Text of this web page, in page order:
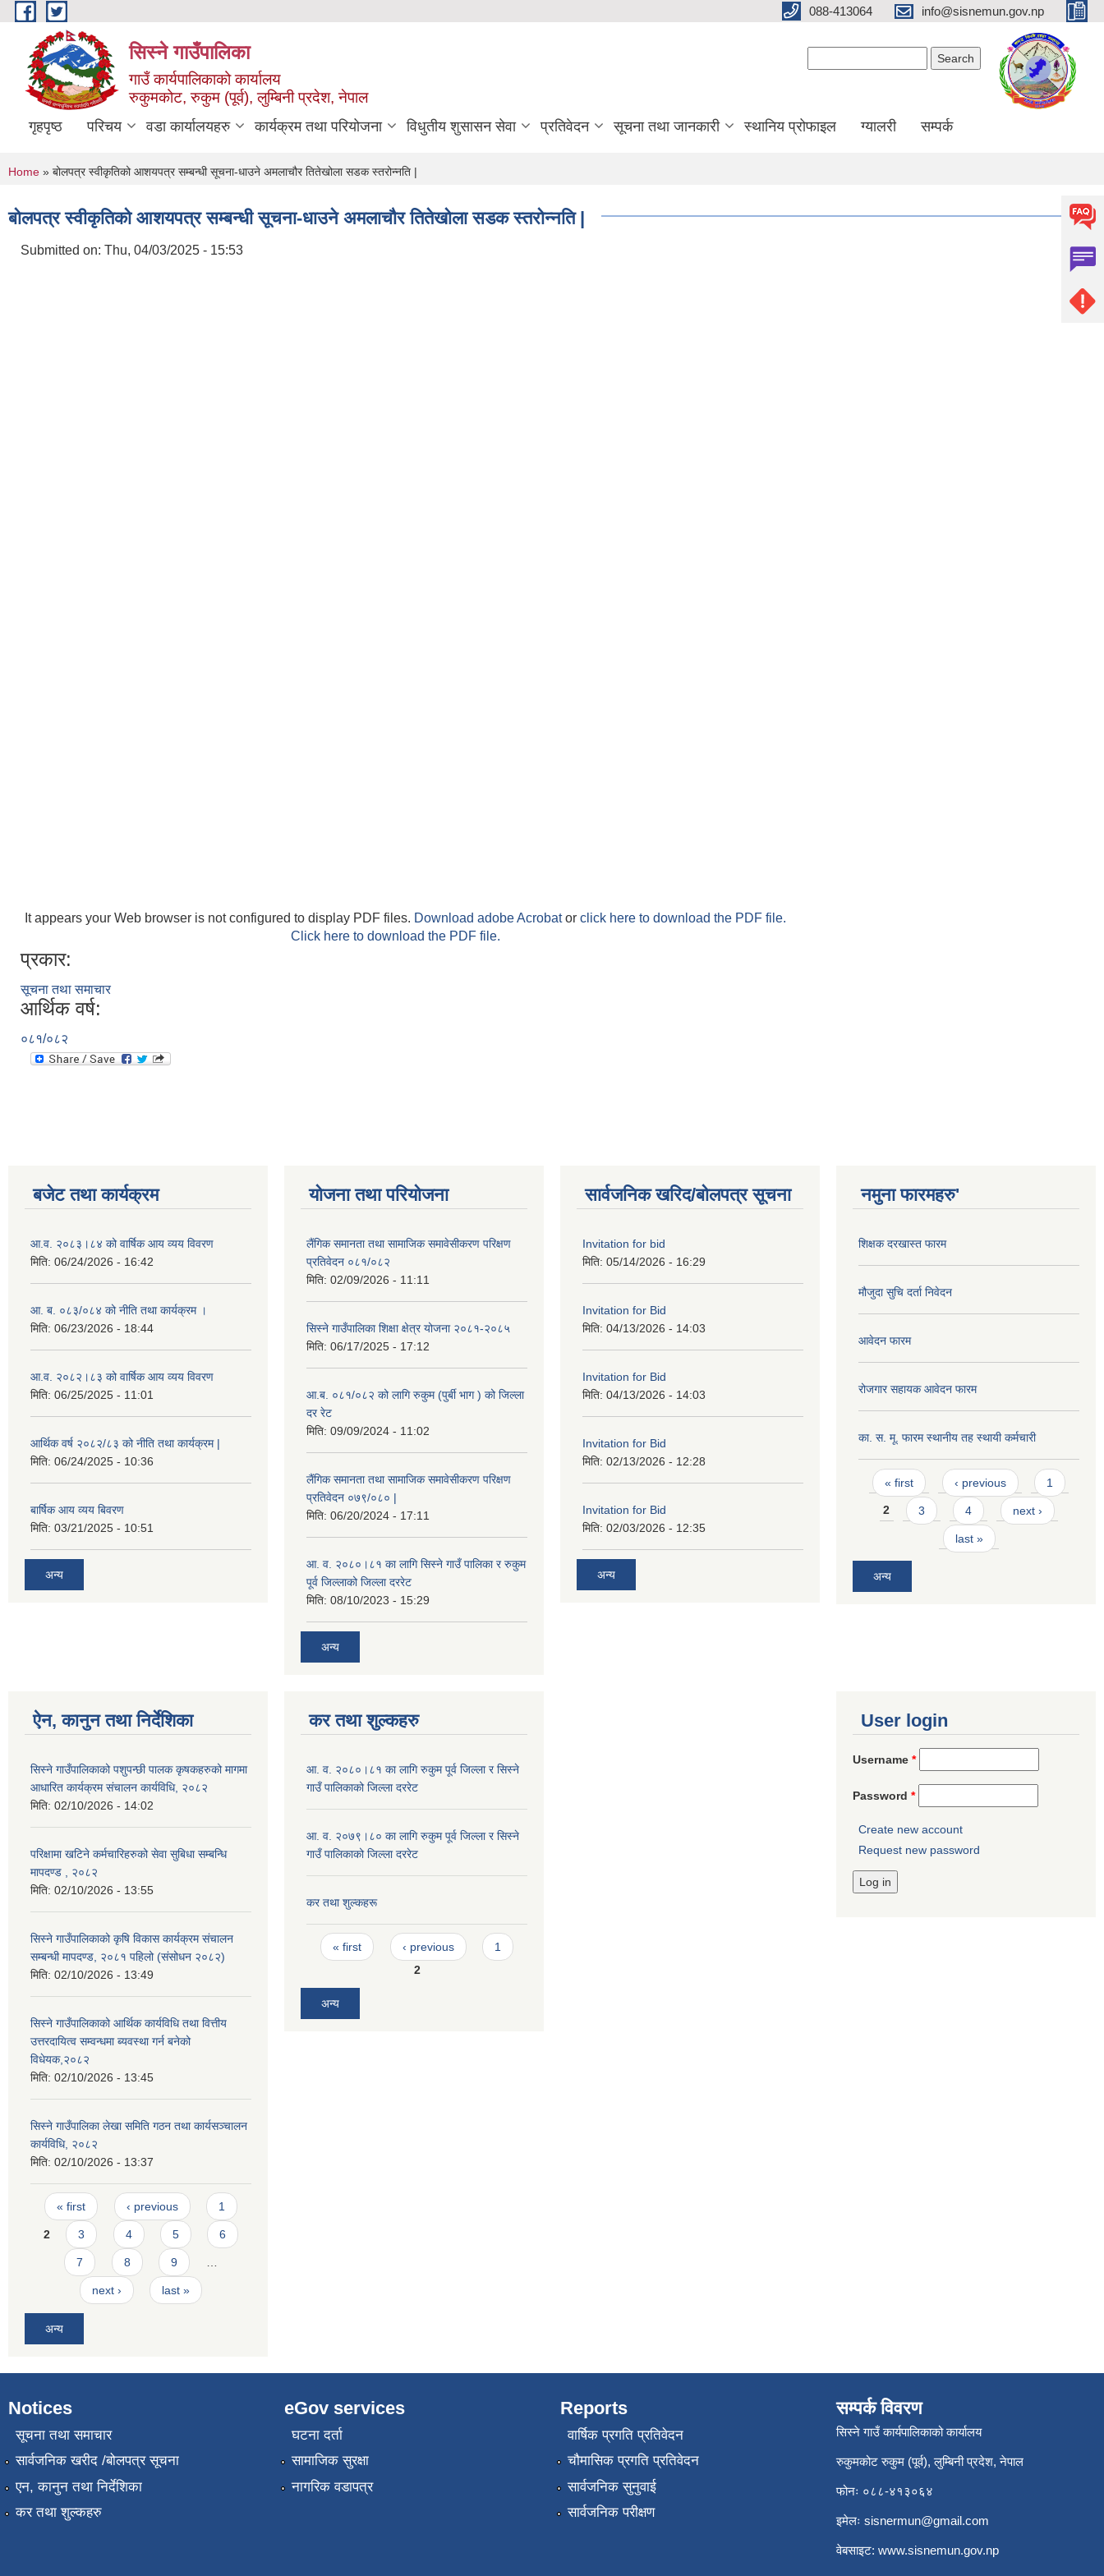
Skip to main content 088-413064 info@sisnemun.gov.np
सिस्ने गाउँपालिका
गाउँ कार्यपालिकाको कार्यालय
रुकुमकोट, रुकुम (पूर्व), लुम्बिनी प्रदेश, नेपाल
गृहपृष्ठ परिचय वडा कार्यालयहरु कार्यक्रम तथा परियोजना विधुतीय शुसासन सेवा प्रतिवेदन सूचना तथा जानकारी स्थानिय प्रोफाइल ग्यालरी सम्पर्क
You are here
Home » बोलपत्र स्वीकृतिको आशयपत्र सम्बन्धी सूचना-धाउने अमलाचौर तितेखोला सडक स्तरोन्नति |
बोलपत्र स्वीकृतिको आशयपत्र सम्बन्धी सूचना-धाउने अमलाचौर तितेखोला सडक स्तरोन्नति |
Submitted on: Thu, 04/03/2025 - 15:53
It appears your Web browser is not configured to display PDF files. Download adobe Acrobator click here to download the PDF file.
Click here to download the PDF file.
प्रकार:
सूचना तथा समाचार
आर्थिक वर्ष:
०८१/०८२
बजेट तथा कार्यक्रम
आ.व. २०८३।८४ को वार्षिक आय व्यय विवरण
मिति: 06/24/2026 - 16:42
आ. ब. ०८३/०८४ को नीति तथा कार्यक्रम ।
मिति: 06/23/2026 - 18:44
आ.व. २०८२।८३ को वार्षिक आय व्यय विवरण
मिति: 06/25/2025 - 11:01
आर्थिक वर्ष २०८२/८३ को नीति तथा कार्यक्रम |
मिति: 06/24/2025 - 10:36
बार्षिक आय व्यय बिवरण
मिति: 03/21/2025 - 10:51
अन्य
योजना तथा परियोजना
लैंगिक समानता तथा सामाजिक समावेसीकरण परिक्षण
प्रतिवेदन ०८१/०८२
मिति: 02/09/2026 - 11:11
सिस्ने गाउँपालिका शिक्षा क्षेत्र योजना २०८१-२०८५
मिति: 06/17/2025 - 17:12
आ.ब. ०८१/०८२ को लागि रुकुम (पुर्बी भाग ) को जिल्ला
दर रेट
मिति: 09/09/2024 - 11:02
लैंगिक समानता तथा सामाजिक समावेसीकरण परिक्षण
प्रतिवेदन ०७९/०८० |
मिति: 06/20/2024 - 17:11
आ. व. २०८०।८१ का लागि सिस्ने गाउँ पालिका र रुकुम
पूर्व जिल्लाको जिल्ला दररेट
मिति: 08/10/2023 - 15:29
अन्य
सार्वजनिक खरिद/बोलपत्र सूचना
Invitation for bid
मिति: 05/14/2026 - 16:29
Invitation for Bid
मिति: 04/13/2026 - 14:03
Invitation for Bid
मिति: 04/13/2026 - 14:03
Invitation for Bid
मिति: 02/13/2026 - 12:28
Invitation for Bid
मिति: 02/03/2026 - 12:35
अन्य
नमुना फारमहरु'
शिक्षक दरखास्त फारम
मौजुदा सुचि दर्ता निवेदन
आवेदन फारम
रोजगार सहायक आवेदन फारम
का. स. मू. फारम स्थानीय तह स्थायी कर्मचारी
Pages
« first ‹ previous 1
2 3 4 next ›
last »
अन्य
ऐन, कानुन तथा निर्देशिका
सिस्ने गाउँपालिकाको पशुपन्छी पालक कृषकहरुको मागमा
आधारित कार्यक्रम संचालन कार्यविधि, २०८२
मिति: 02/10/2026 - 14:02
परिक्षामा खटिने कर्मचारिहरुको सेवा सुबिधा सम्बन्धि
मापदण्ड , २०८२
मिति: 02/10/2026 - 13:55
सिस्ने गाउँपालिकाको कृषि विकास कार्यक्रम संचालन
सम्बन्धी मापदण्ड, २०८१ पहिलो (संसोधन २०८२)
मिति: 02/10/2026 - 13:49
सिस्ने गाउँपालिकाको आर्थिक कार्यविधि तथा वित्तीय
उत्तरदायित्व सम्वन्धमा ब्यवस्था गर्न बनेको
विधेयक,२०८२
मिति: 02/10/2026 - 13:45
सिस्ने गाउँपालिका लेखा समिति गठन तथा कार्यसञ्चालन
कार्यविधि, २०८२
मिति: 02/10/2026 - 13:37
Pages
« first ‹ previous 1
2 3 4 5 6
7 8 9
next › last »
अन्य
कर तथा शुल्कहरु
आ. व. २०८०।८१ का लागि रुकुम पूर्व जिल्ला र सिस्ने
गाउँ पालिकाको जिल्ला दररेट
आ. व. २०७९।८० का लागि रुकुम पूर्व जिल्ला र सिस्ने
गाउँ पालिकाको जिल्ला दररेट
कर तथा शुल्कहरू
Pages
« first ‹ previous
1
2
अन्य
User login
Username *
Password *
Create new account
Request new password
Notices
सूचना तथा समाचार
सार्वजनिक खरीद /बोलपत्र सूचना
एन, कानुन तथा निर्देशिका
कर तथा शुल्कहरु
eGov services
घटना दर्ता
सामाजिक सुरक्षा
नागरिक वडापत्र
Reports
वार्षिक प्रगति प्रतिवेदन
चौमासिक प्रगति प्रतिवेदन
सार्वजनिक सुनुवाई
सार्वजनिक परीक्षण
सम्पर्क विवरण
सिस्ने गाउँ कार्यपालिकाको कार्यालय
रुकुमकोट रुकुम (पूर्व), लुम्बिनी प्रदेश, नेपाल
फोनः ०८८-४१३०६४
इमेलः sisnermun@gmail.com
वेबसाइट: www.sisnemun.gov.np